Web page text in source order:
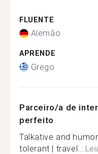
FLUENTE
Alemão
APRENDE
Grego
Parceiro/a de
perfeito
Talkative and
tolerant | travel...